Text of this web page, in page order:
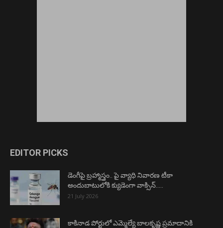
EDITOR PICKS
డెంగీపై బ్రహ్మాస్త్రం.. పై వ్యాధి నివారణ టీకా
అందుబాటులోకి క్యుడెంగా వాక్సిన్…..
21 July 2026
కాకినాడ పోర్టులో ఎమ్మెల్యే బాలకృష్ణ ప్రమాదానికి